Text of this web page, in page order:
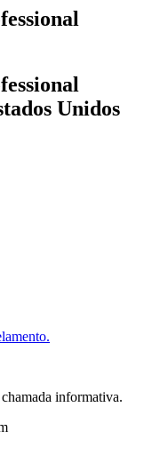
Unidos
informativa.